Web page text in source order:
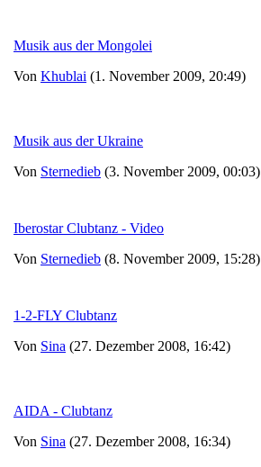
Musik aus der Mongolei
Von Khublai (1. November 2009, 20:49)
Musik aus der Ukraine
Von Sternedieb (3. November 2009, 00:03)
Iberostar Clubtanz - Video
Von Sternedieb (8. November 2009, 15:28)
1-2-FLY Clubtanz
Von Sina (27. Dezember 2008, 16:42)
AIDA - Clubtanz
Von Sina (27. Dezember 2008, 16:34)